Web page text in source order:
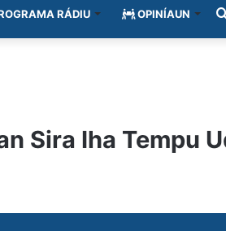
RÁDIU OPINÍAUN
Sira Iha Tempu